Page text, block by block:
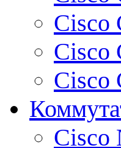
Cisco
Cisco
Cisco
Cisco